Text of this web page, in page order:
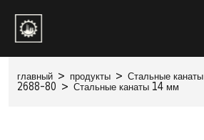
главный > продукты > Стальные канаты
2688-80 > Стальные канаты 14 мм